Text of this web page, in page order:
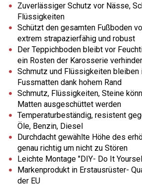
Zuverlässiger Schutz vor Nässe,
Flüssigkeiten
Schützt den gesamten Fußboden
extrem strapazierfähig und robust
Der Teppichboden bleibt vor
ein Rosten der Karosserie
Schmutz und Flüssigkeiten bleiben
Fussmatten dank hohem Rand
Schmutz, Flüssigkeiten, Steine
Matten ausgeschüttet werden
Temperaturbeständig, resistent
Öle, Benzin, Diesel
Durchdacht gewählte Höhe des
genau richtig um nicht zu Stören
Leichte Montage "DIY- Do It
Markenprodukt in Erstausrüster-
der EU